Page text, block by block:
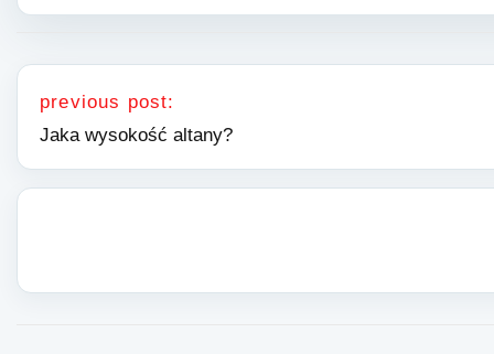
Nawigacja wpisu
previous post:
Jaka wysokość altany?